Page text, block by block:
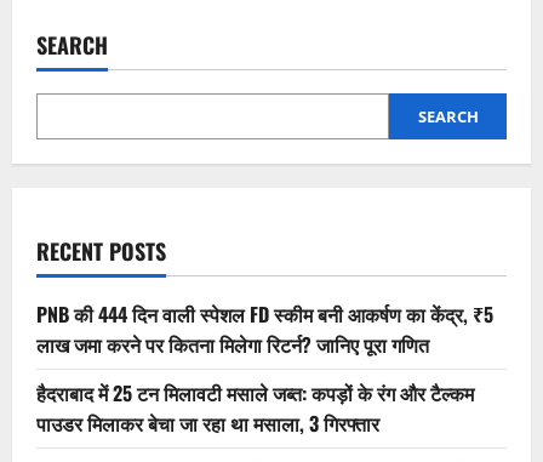
SEARCH
SEARCH
RECENT POSTS
PNB की 444 दिन वाली स्पेशल FD स्कीम बनी आकर्षण का केंद्र, ₹5
लाख जमा करने पर कितना मिलेगा रिटर्न? जानिए पूरा गणित
हैदराबाद में 25 टन मिलावटी मसाले जब्त: कपड़ों के रंग और टैल्कम
पाउडर मिलाकर बेचा जा रहा था मसाला, 3 गिरफ्तार